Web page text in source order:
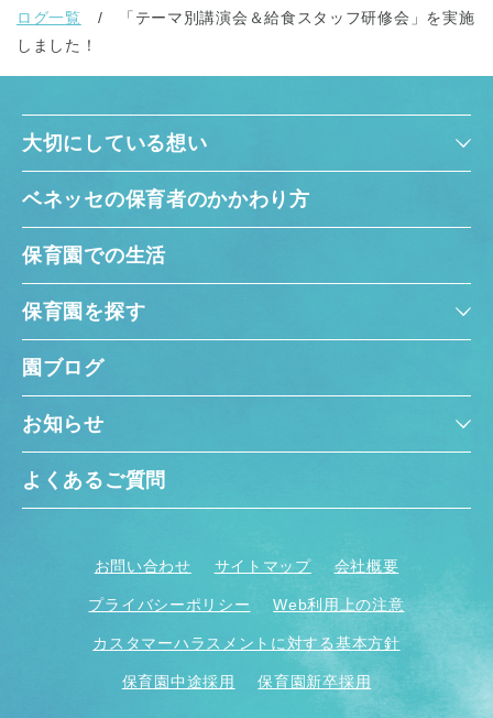
ログ一覧
「テーマ別講演会＆給食スタッフ研修会」を実施
しました！
大切にしている想い
ベネッセの保育者のかかわり方
保育園での生活
保育園を探す
園ブログ
お知らせ
よくあるご質問
お問い合わせ サイトマップ 会社概要
プライバシーポリシー Web利用上の注意
カスタマーハラスメントに対する基本方針
保育園中途採用 保育園新卒採用